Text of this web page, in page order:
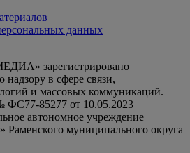
данных
зарегистрировано
в сфере связи,
и массовых коммуникаций.
ФС77-85277 от 10.05.2023
автономное учреждение
Раменского муниципального округа